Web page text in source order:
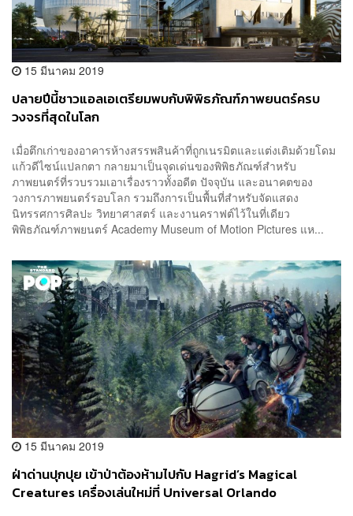
15 มีนาคม 2019
ปลายปีนี้ชาวแอลเอเตรียมพบกับพิพิธภัณฑ์ภาพยนตร์ครบ
วงจรที่สุดในโลก
เมื่อตึกเก่าของอาคารห้างสรรพสินค้าที่ถูกเนรมิตและแต่งเติมด้วยโดม
แก้วดีไซน์แปลกตา กลายมาเป็นจุดเด่นของพิพิธภัณฑ์สำหรับ
ภาพยนตร์ที่รวบรวมเอาเรื่องราวทั้งอดีต ปัจจุบัน และอนาคตของ
วงการภาพยนตร์รอบโลก รวมถึงการเป็นพื้นที่สำหรับจัดแสดง
นิทรรศการศิลปะ วิทยาศาสตร์ และงานคราฟต์ไว้ในที่เดียว
พิพิธภัณฑ์ภาพยนตร์ Academy Museum of Motion Pictures แห...
15 มีนาคม 2019
ฝ่าด่านปุกปุย เข้าป่าต้องห้ามไปกับ Hagrid’s Magical
Creatures เครื่องเล่นใหม่ที่ Universal Orlando